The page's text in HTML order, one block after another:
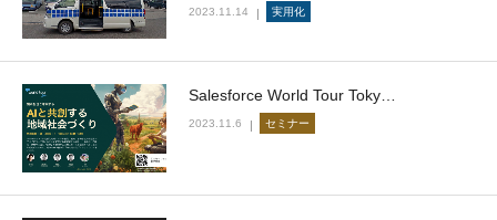
2023.11.14 実用化
Salesforce World Tour Toky…
2023.11.6 セミナー